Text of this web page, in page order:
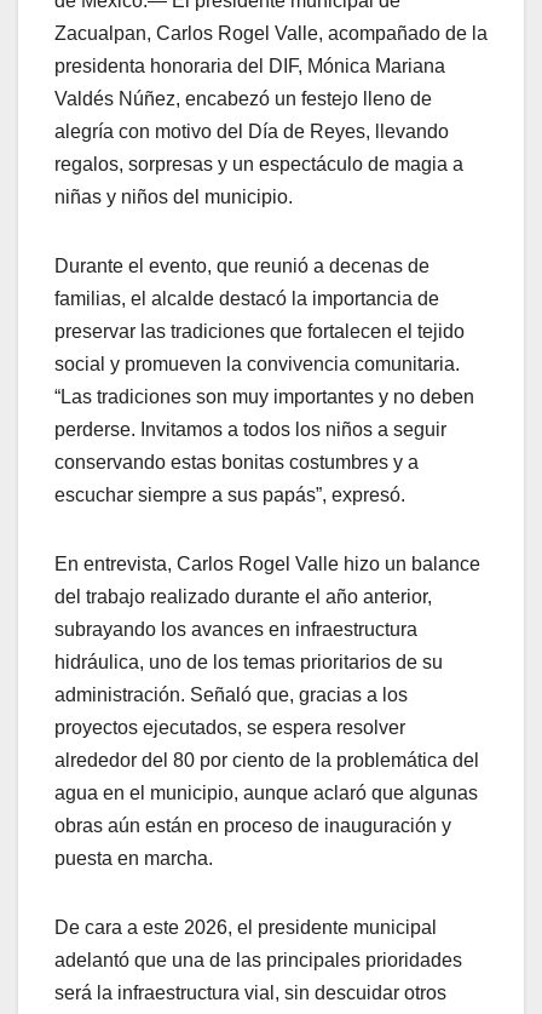
Zacualpan, Carlos Rogel Valle, acompañado de la
presidenta honoraria del DIF, Mónica Mariana
Valdés Núñez, encabezó un festejo lleno de
alegría con motivo del Día de Reyes, llevando
regalos, sorpresas y un espectáculo de magia a
niñas y niños del municipio.
Durante el evento, que reunió a decenas de
familias, el alcalde destacó la importancia de
preservar las tradiciones que fortalecen el tejido
social y promueven la convivencia comunitaria.
“Las tradiciones son muy importantes y no deben
perderse. Invitamos a todos los niños a seguir
conservando estas bonitas costumbres y a
escuchar siempre a sus papás”, expresó.
En entrevista, Carlos Rogel Valle hizo un balance
del trabajo realizado durante el año anterior,
subrayando los avances en infraestructura
hidráulica, uno de los temas prioritarios de su
administración. Señaló que, gracias a los
proyectos ejecutados, se espera resolver
alrededor del 80 por ciento de la problemática del
agua en el municipio, aunque aclaró que algunas
obras aún están en proceso de inauguración y
puesta en marcha.
De cara a este 2026, el presidente municipal
adelantó que una de las principales prioridades
será la infraestructura vial, sin descuidar otros